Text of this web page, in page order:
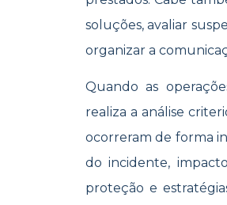
soluções, avaliar
organizar a
Quando as
realiza a análise
ocorreram de forma
do incidente,
proteção e